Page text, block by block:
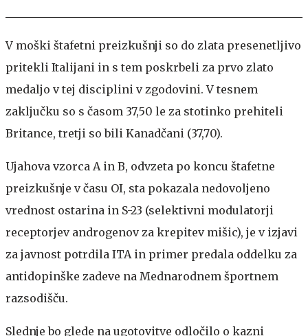
V moški štafetni preizkušnji so do zlata presenetljivo
pritekli Italijani in s tem poskrbeli za prvo zlato
medaljo v tej disciplini v zgodovini. V tesnem
zaključku so s časom 37,50 le za stotinko prehiteli
Britance, tretji so bili Kanadčani (37,70).
Ujahova vzorca A in B, odvzeta po koncu štafetne
preizkušnje v času OI, sta pokazala nedovoljeno
vrednost ostarina in S-23 (selektivni modulatorji
receptorjev androgenov za krepitev mišic), je v izjavi
za javnost potrdila ITA in primer predala oddelku za
antidopinške zadeve na Mednarodnem športnem
razsodišču.
Slednje bo glede na ugotovitve odločilo o kazni